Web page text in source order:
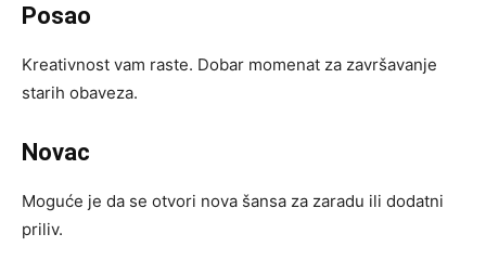
Posao
Kreativnost vam raste. Dobar momenat za završavanje
starih obaveza.
Novac
Moguće je da se otvori nova šansa za zaradu ili dodatni
priliv.